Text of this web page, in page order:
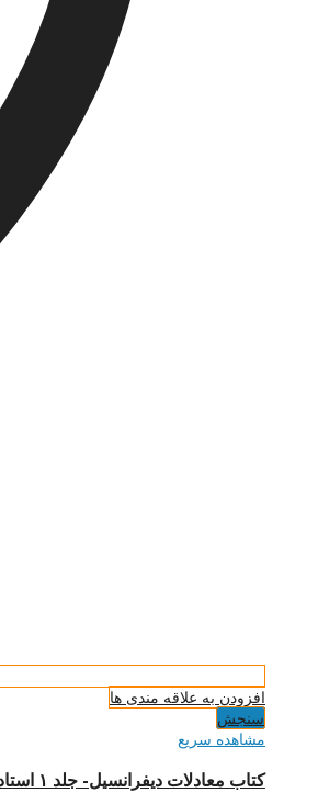
افزودن به علاقه مندی ها
سنجش
مشاهده سریع
کتاب معادلات دیفرانسیل- جلد ۱ استاد آقاسی